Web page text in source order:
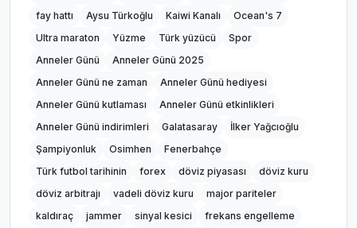
fay hattı
Aysu Türkoğlu Kaiwi Kanalı
Ocean's 7
Ultra maraton
Yüzme Türk yüzücü
Spor
Anneler Günü
Anneler Günü 2025
Anneler Günü ne zaman
Anneler Günü hediyesi
Anneler Günü kutlaması
Anneler Günü etkinlikleri
Anneler Günü indirimleri
Galatasaray
İlker Yağcıoğlu
Şampiyonluk
Osimhen
Fenerbahçe
Türk futbol tarihinin
forex döviz piyasası
döviz kuru
döviz arbitrajı
vadeli döviz kuru
major pariteler
kaldıraç
jammer sinyal kesici
frekans engelleme